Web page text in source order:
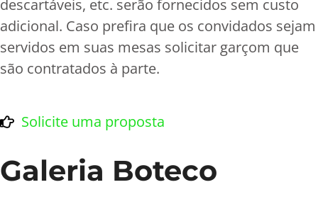
descartáveis, etc. serão fornecidos sem custo
adicional. Caso prefira que os convidados sejam
servidos em suas mesas solicitar garçom que
são contratados à parte.
Solicite uma proposta
Galeria Boteco